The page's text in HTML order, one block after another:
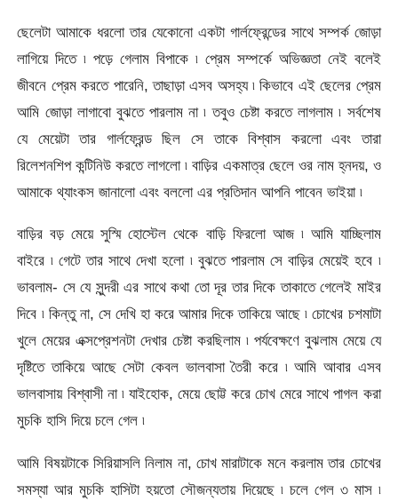
ছেলেটা আমাকে ধরলো তার যেকোনো একটা গার্লফ্রেন্ডের সাথে সম্পর্ক জোড়া
লাগিয়ে দিতে ৷ পড়ে গেলাম বিপাকে ৷ প্রেম সম্পর্কে অভিজ্ঞতা নেই বলেই
জীবনে প্রেম করতে পারেনি, তাছাড়া এসব অসহ্য ৷ কিভাবে এই ছেলের প্রেম
আমি জোড়া লাগাবো বুঝতে পারলাম না ৷ তবুও চেষ্টা করতে লাগলাম ৷ সর্বশেষ
যে মেয়েটা তার গার্লফ্রেন্ড ছিল সে তাকে বিশ্বাস করলো এবং তারা
রিলেশনশিপ কন্টিনিউ করতে লাগলো ৷ বাড়ির একমাত্র ছেলে ওর নাম হ্নদয়, ও
আমাকে থ্যাংকস জানালো এবং বললো এর প্রতিদান আপনি পাবেন ভাইয়া ৷
বাড়ির বড় মেয়ে সুস্মি হোস্টেল থেকে বাড়ি ফিরলো আজ ৷ আমি যাচ্ছিলাম
বাইরে ৷ গেটে তার সাথে দেখা হলো ৷ বুঝতে পারলাম সে বাড়ির মেয়েই হবে ৷
ভাবলাম- সে যে সুন্দরী এর সাথে কথা তো দূর তার দিকে তাকাতে গেলেই মাইর
দিবে ৷ কিন্তু না, সে দেখি হা করে আমার দিকে তাকিয়ে আছে ৷ চোখের চশমাটা
খুলে মেয়ের এক্সপ্রেশনটা দেখার চেষ্টা করছিলাম ৷ পর্যবেক্ষণে বুঝলাম মেয়ে যে
দৃষ্টিতে তাকিয়ে আছে সেটা কেবল ভালবাসা তৈরী করে ৷ আমি আবার এসব
ভালবাসায় বিশ্বাসী না ৷ যাইহোক, মেয়ে ছোট্ট করে চোখ মেরে সাথে পাগল করা
মুচকি হাসি দিয়ে চলে গেল ৷
আমি বিষয়টাকে সিরিয়াসলি নিলাম না, চোখ মারাটাকে মনে করলাম তার চোখের
সমস্যা আর মুচকি হাসিটা হয়তো সৌজন্যতায় দিয়েছে ৷ চলে গেল ৩ মাস ৷